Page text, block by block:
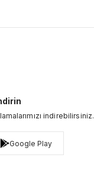
indirebilirsiniz.
Google Play